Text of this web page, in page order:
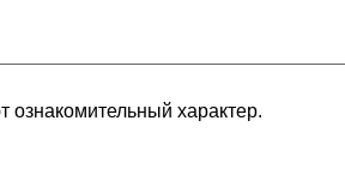
ознакомительный характер.